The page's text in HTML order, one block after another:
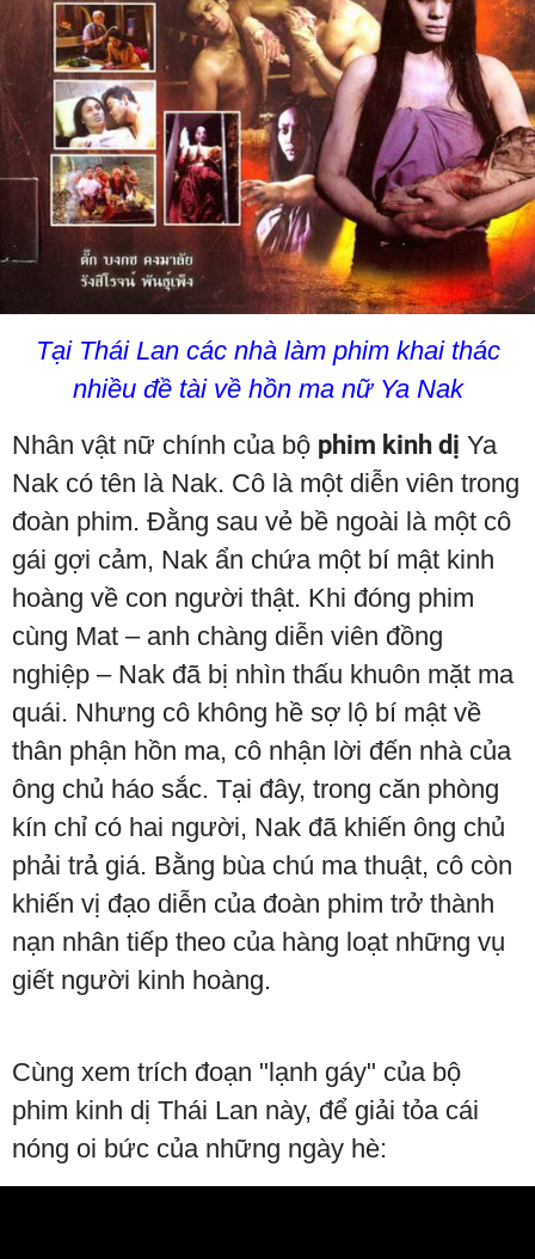
Tại Thái Lan các nhà làm phim khai thác
nhiều đề tài về hồn ma nữ Ya Nak
Nhân vật nữ chính của bộ phim kinh dị Ya
Nak có tên là Nak. Cô là một diễn viên trong
đoàn phim. Đằng sau vẻ bề ngoài là một cô
gái gợi cảm, Nak ẩn chứa một bí mật kinh
hoàng về con người thật. Khi đóng phim
cùng Mat – anh chàng diễn viên đồng
nghiệp – Nak đã bị nhìn thấu khuôn mặt ma
quái. Nhưng cô không hề sợ lộ bí mật về
thân phận hồn ma, cô nhận lời đến nhà của
ông chủ háo sắc. Tại đây, trong căn phòng
kín chỉ có hai người, Nak đã khiến ông chủ
phải trả giá. Bằng bùa chú ma thuật, cô còn
khiến vị đạo diễn của đoàn phim trở thành
nạn nhân tiếp theo của hàng loạt những vụ
giết người kinh hoàng.
Cùng xem trích đoạn "lạnh gáy" của bộ
phim kinh dị Thái Lan này, để giải tỏa cái
nóng oi bức của những ngày hè: